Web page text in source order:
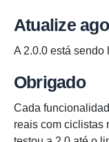
Atualize
A 2.0.0 está
Obrigado
Cada
reais com ciclistas